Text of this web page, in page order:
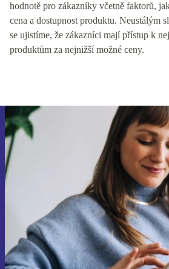
hodnotě pro zákazníky včetně faktorů,
cena a dostupnost produktu. Neustálým
se ujistíme, že zákazníci mají přístup k
produktům za nejnižší možné ceny.
Přihlas se k odběru
ušetři 400 Kč!
Už nikdy nepromeškej
Chci voucher
Informace o použití osobních údajů najdeš v
Zásadách ochrany osobních údajů.